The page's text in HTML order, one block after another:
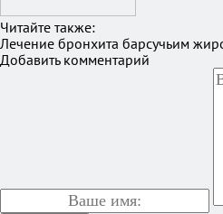
Читайте также:
Лечение бронхита барсучьим
Добавить комментарий